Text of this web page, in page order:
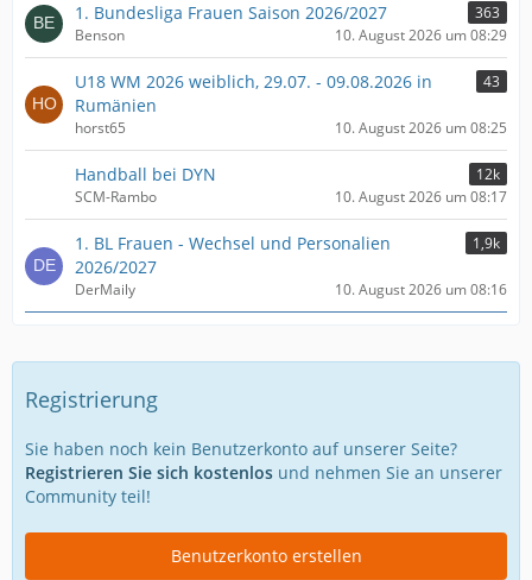
1. Bundesliga Frauen Saison 2026/2027
363
Benson
10. August 2026 um 08:29
U18 WM 2026 weiblich, 29.07. - 09.08.2026 in
Rumänien
43
horst65 10. August 2026 um 08:25
Handball bei DYN
12k
SCM-Rambo
10. August 2026 um 08:17
1. BL Frauen - Wechsel und Personalien
2026/2027
1,9k
DerMaily 10. August 2026 um 08:16
Registrierung
Sie haben noch kein Benutzerkonto auf unserer Seite?
Registrieren Sie sich kostenlos und nehmen Sie an unserer
Community teil!
Benutzerkonto erstellen